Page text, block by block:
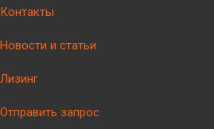
Контакты
Новости и статьи
Лизинг
Отправить запрос